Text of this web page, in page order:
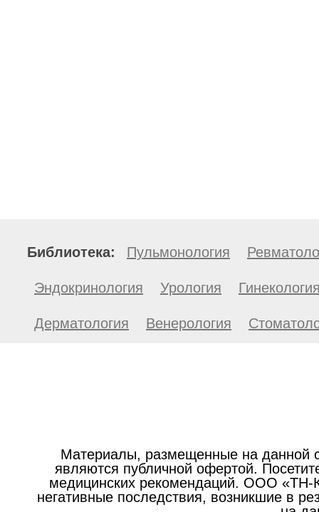
Библиотека: Пульмонология
Эндокринология Урология
Дерматология Венерология
Материалы, размещенные на данной
являются публичной офертой.
медицинских рекомендаций. ООО «ТН-
негативные последствия, возникшие в